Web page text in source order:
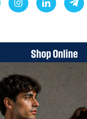
Shop Online